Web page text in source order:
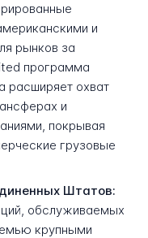
и
рынков за
программа
расширяет охват
и
покрывая
грузовые
Штатов:
обслуживаемых
крупными